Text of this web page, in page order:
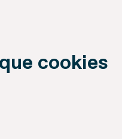
cookies